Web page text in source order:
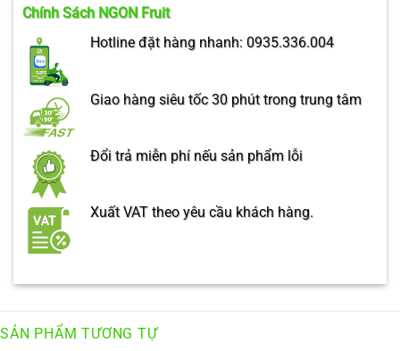
Chính Sách NGON Fruit
Hotline đặt hàng nhanh: 0935.336.004
Giao hàng siêu tốc 30 phút trong trung tâm
Đổi trả miễn phí nếu sản phẩm lỗi
Xuất VAT theo yêu cầu khách hàng.
SẢN PHẨM TƯƠNG TỰ